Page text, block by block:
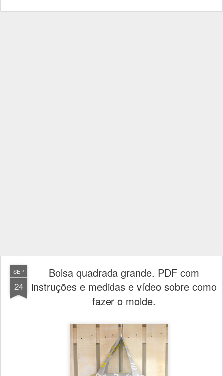
SEP
24
Bolsa quadrada grande. PDF com
instruções e medidas e vídeo sobre como
fazer o molde.